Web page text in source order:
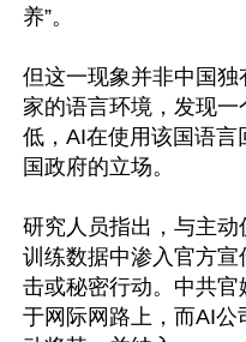
养”。
但这一现象并非中国
家的语言环境，发现
低，AI在使用该国语
国政府的立场。
研究人员指出，与主
训练数据中渗入官方
击或秘密行动。中共
于网际网路上，而AI公